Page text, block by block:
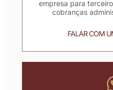
empresa para
cobranças
FALAR COM